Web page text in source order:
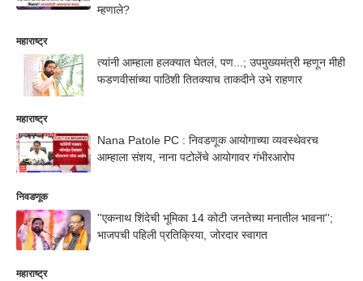
म्हणाले?
महाराष्ट्र
त्यांनी आम्हाला हलक्यात घेतलं, पण...; उपमुख्यमंत्री म्हणून मीही
फडणवीसांच्या पाठिशी तितक्याच ताकदीने उभे राहणार
महाराष्ट्र
Nana Patole PC : निवडणूक आयोगाच्या व्यवस्थेवरच
आम्हाला संशय, नाना पटोलेंचे आयोगावर गंभीरआरोप
निवडणूक
''एकनाथ शिंदेची भूमिका 14 कोटी जनतेच्या मनातील भावना'';
भाजपची पहिली प्रतिक्रिया, जोरदार स्वागत
महाराष्ट्र